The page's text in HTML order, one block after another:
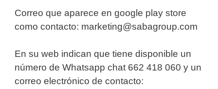
Correo que aparece en google play store
como contacto: marketing@sabagroup.com
En su web indican que tiene disponible un
número de Whatsapp chat 662 418 060 y un
correo electrónico de contacto: